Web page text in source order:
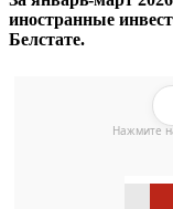
иностранные
Белстате.